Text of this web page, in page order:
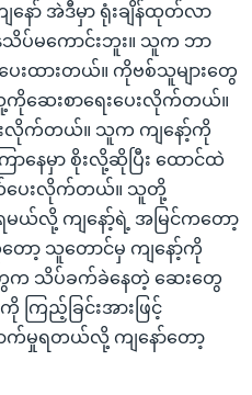
ော် အဲဒီမှာ ရုံးချိန်ထုတ်လာ
မကောင်းဘူး။ သူက ဘာ
းထားတယ်။ ကိုဗစ်သူများတွေ
ကိုဆေးစာရေးပေးလိုက်တယ်။
ေးလိုက်တယ်။ သူက ကျနော့်ကို
ာနေမှာ စိုးလို့ဆိုပြီး ထောင်ထဲ
ယ်ပေးလိုက်တယ်။ သူတို့
ရမယ်လို့ ကျနော့်ရဲ့ အမြင်ကတော့
ာ့ သူတောင်မှ ကျနော့်ကို
က သိပ်ခက်ခဲနေတဲ့ ဆေးတွေ
ြည့်ခြင်းအားဖြင့်
ာက်မှုရတယ်လို့ ကျနော်တော့